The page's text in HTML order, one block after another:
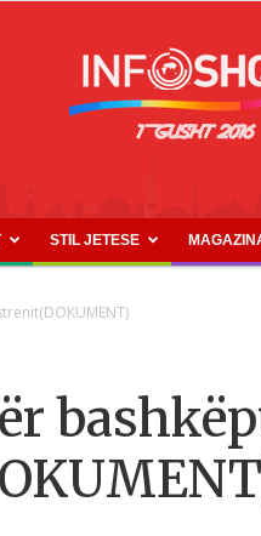
STIL JETESE